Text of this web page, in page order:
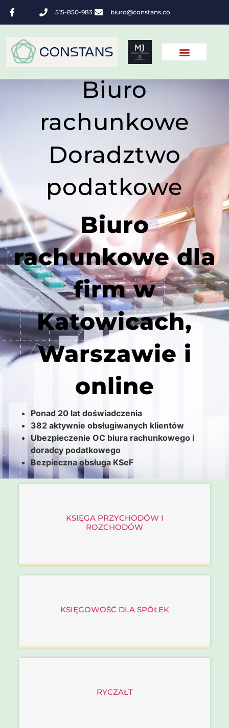
515-850-983 biuro@constans.co
Biuro
rachunkowe
Doradztwo
podatkowe
Biuro
rachunkowe dla
firm w
Katowicach,
Warszawie i
online
Ponad 20 lat doświadczenia
382 aktywnie obsługiwanych klientów
Ubezpieczenie OC biura rachunkowego i
doradcy podatkowego
Bezpieczna obsługa KSeF
KSIĘGA PRZYCHODÓW I
ROZCHODÓW
KSIĘGOWOŚĆ DLA SPÓŁEK
RYCZAŁT